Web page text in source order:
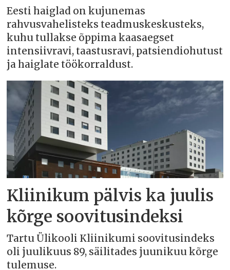
Eesti haiglad on kujunemas
rahvusvahelisteks teadmuskeskusteks,
kuhu tullakse õppima kaasaegset
intensiivravi, taastusravi, patsiendiohutust
ja haiglate töökorraldust.
Kliinikum pälvis ka juulis
kõrge soovitusindeksi
Tartu Ülikooli Kliinikumi soovitusindeks
oli juulikuus 89, säilitades juunikuu kõrge
tulemuse.